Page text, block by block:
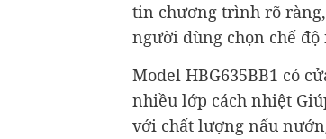
tin chương trình rõ
người dùng chọn chế
Model HBG635BB1 có
nhiều lớp cách nhiệt
với chất lượng nấu